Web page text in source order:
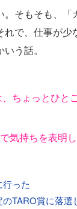
。そもそも、
れで、仕事が
う話。
ちょっとひとこ
で気持ちを表明
行った
TARO賞に落選